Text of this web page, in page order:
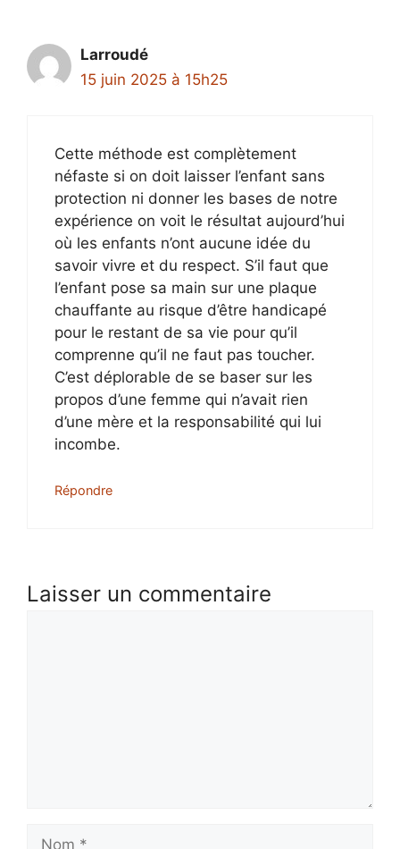
Larroudé
15 juin 2025 à 15h25
Cette méthode est complètement
néfaste si on doit laisser l’enfant sans
protection ni donner les bases de notre
expérience on voit le résultat aujourd’hui
où les enfants n’ont aucune idée du
savoir vivre et du respect. S’il faut que
l’enfant pose sa main sur une plaque
chauffante au risque d’être handicapé
pour le restant de sa vie pour qu’il
comprenne qu’il ne faut pas toucher.
C’est déplorable de se baser sur les
propos d’une femme qui n’avait rien
d’une mère et la responsabilité qui lui
incombe.
Répondre
Laisser un commentaire
Nom